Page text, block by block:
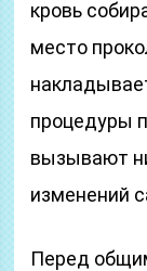
кровь
место
процедуры
вызывают
изменений
Перед